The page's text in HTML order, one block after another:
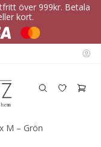
över 999kr. Betala
kort.
M – Grön